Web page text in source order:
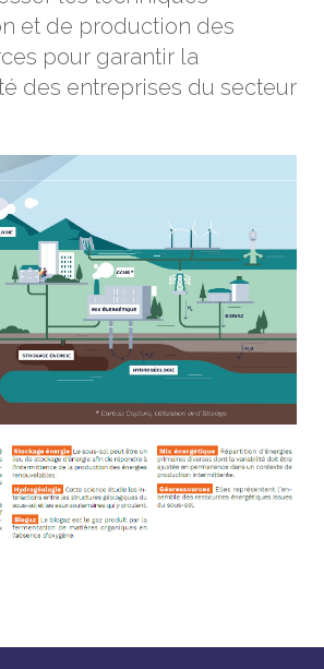
et de production des
pour garantir la
des entreprises du secteur